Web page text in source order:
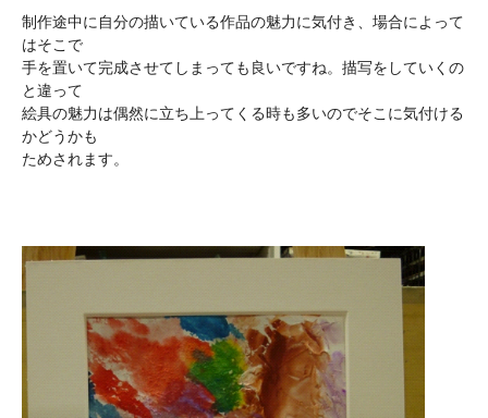
制作途中に自分の描いている作品の魅力に気付き、場合によって
はそこで
手を置いて完成させてしまっても良いですね。描写をしていくの
と違って
絵具の魅力は偶然に立ち上ってくる時も多いのでそこに気付ける
かどうかも
ためされます。